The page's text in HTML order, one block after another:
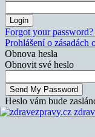
Forgot your
Prohlášení o zásadách
Obnova hesla
Obnovit své heslo
Heslo vám bude